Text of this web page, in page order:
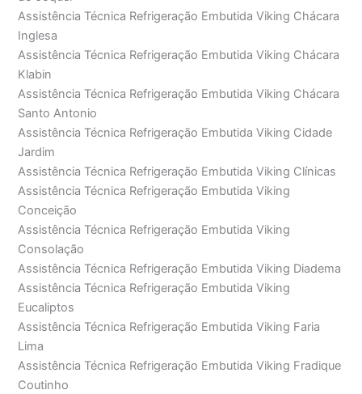
Assistência Técnica Refrigeração Embutida Viking Chácara
Inglesa
Assistência Técnica Refrigeração Embutida Viking Chácara
Klabin
Assistência Técnica Refrigeração Embutida Viking Chácara
Santo Antonio
Assistência Técnica Refrigeração Embutida Viking Cidade
Jardim
Assistência Técnica Refrigeração Embutida Viking Clínicas
Assistência Técnica Refrigeração Embutida Viking
Conceição
Assistência Técnica Refrigeração Embutida Viking
Consolação
Assistência Técnica Refrigeração Embutida Viking Diadema
Assistência Técnica Refrigeração Embutida Viking
Eucaliptos
Assistência Técnica Refrigeração Embutida Viking Faria
Lima
Assistência Técnica Refrigeração Embutida Viking Fradique
Coutinho